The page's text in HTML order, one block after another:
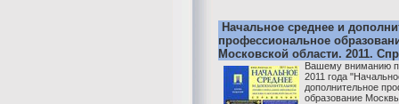
Начальное среднее и
профессиональное
Московской области. 2011.
Вашему вниманию
2011 года
дополнительное
образование